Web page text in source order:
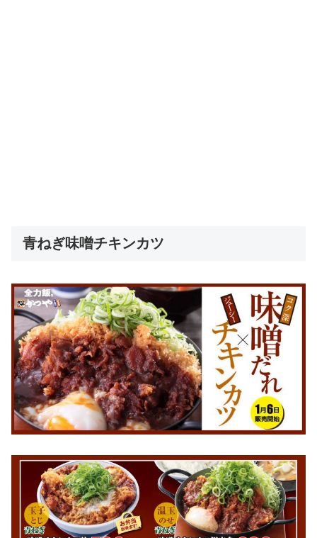
青ねぎ味噌チキンカツ